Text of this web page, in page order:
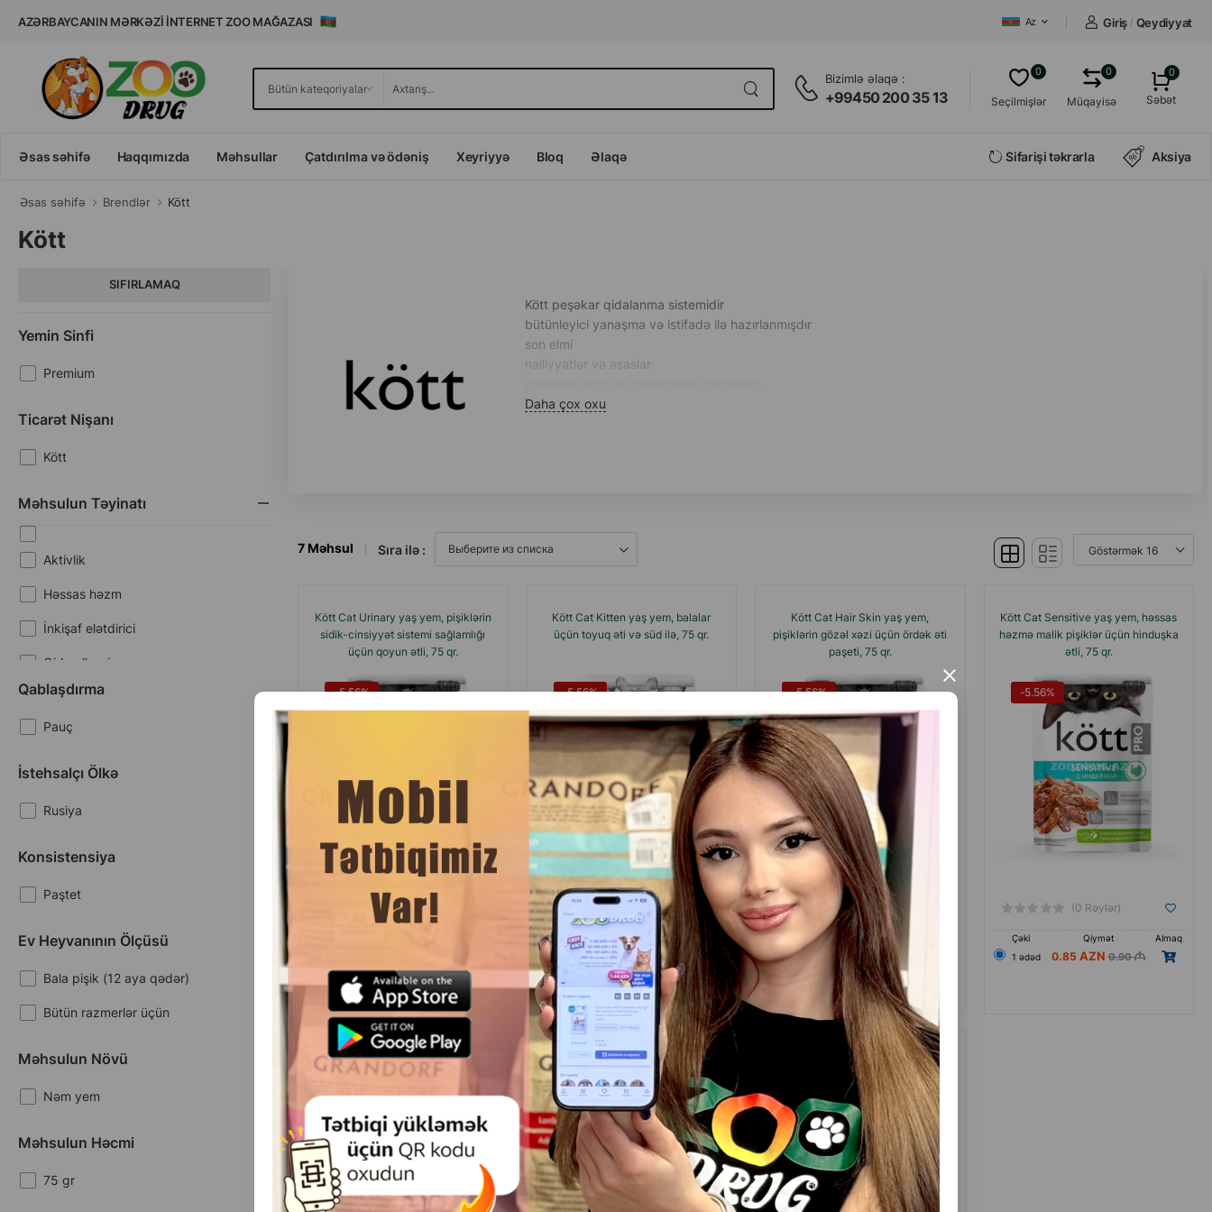
×
AZƏRBAYCANIN MƏRKƏZI İNTERNET ZOO MAĞAZASI Az Giriş / Qeydiyyat
Bizimlə əlaqə :
+99450 200 35 13 Seçilmişlər
0
Müqayisə
0 0
Səbət
Əsas səhifə Haqqımızda Məhsullar Çatdırılma və ödəniş Xeyriyyə Bloq Əlaqə Sifarişi təkrarla Aksiya
Əsas səhifə Brendlər Kött
Kött
SIFIRLAMAQ
Yemin Sinfi
Premium
Ticarət Nişanı
Kött
Məhsulun Təyinatı
Aktivlik
Həssas həzm
İnkişaf elətdirici
Qida allergiyası
Qısırlaşdırılma
Saça qulluq
Tük və dəri
Qablaşdırma
Pauç
İstehsalçı Ölkə
Rusiya
Konsistensiya
Paştet
Ev Heyvanının Ölçüsü
Bala pişik (12 aya qədər)
Bütün razmerlər üçün
Məhsulun Növü
Nəm yem
Məhsulun Həcmi
75 gr
Kött peşəkar qidalanma sistemidir
bütünleyici yanaşma və istifadə ilə hazırlanmışdır
son elmi
nailiyyətlər və əsaslar
Daha çox oxu
7 Məhsul Sıra ilə :
Kött Cat Urinary yaş yem, pişiklərin
sidik-cinsiyyət sistemi sağlamlığı
üçün qoyun ətli, 75 qr.
-5.56%
(0 Rəylər)
Kött Cat Kitten yaş yem, balalar
üçün toyuq əti və süd ilə, 75 qr.
-5.56%
(0 Rəylər)
Çəki Qiymət
Almaq
1 ədəd
0.85 0.90
Kött Cat Hair Skin yaş yem,
pişiklərin gözəl xəzi üçün ördək əti
paşeti, 75 qr.
-5.56%
(0 Rəylər)
Çəki Qiymət
1 ədəd
0.85 0.90
Kött Cat Sensitive yaş yem, həssas
həzmə malik pişiklər üçün hinduşka
ətli, 75 qr.
-5.56%
(0 Rəylər)
Çəki Qiymət
Almaq
1 ədəd
0.85 0.90
Kött Cat Delicate yaş yem, qida
allergiyasına meylli pişiklər üçün
hinduşka əti paşeti, 75 qr.
-5.56%
Kött Cat Sterilised yaş yem,
sterilləşdirilmiş pişiklər üçün mal ətli,
75 qr.
-5.56%
Kött Cat Sterilised yaş yem,
sterilləşdirilmiş pişiklər üçün toyuq
ətli, 75 qr.
-5.56%